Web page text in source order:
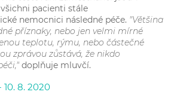
pacienti stále
nemocnici následné péče. "Většina
příznaky, nebo jen velmi mírné
teplotu, rýmu, nebo částečné
zprávou zůstává, že nikdo
doplňuje mluvčí.
10. 8. 2020